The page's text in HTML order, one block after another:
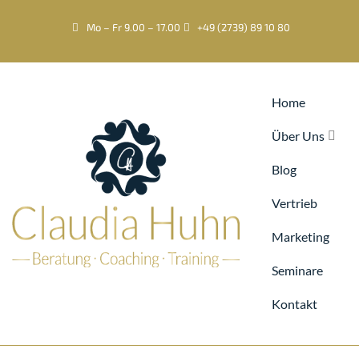
Mo – Fr 9.00 – 17.00 +49 (2739) 89 10 80
Home
Über Uns
Blog
Vertrieb
Marketing
Seminare
Kontakt